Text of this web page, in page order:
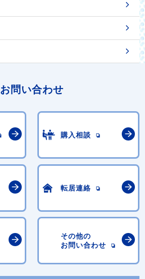
お問い合わせ
購入相談
転居連絡
その他の
お問い合わせ